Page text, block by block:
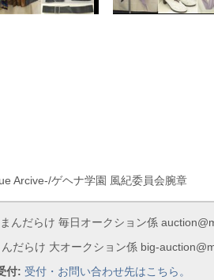
Arcive-/ゲヘナ学園 風紀委員会腕章
んだらけ 毎日オークション係
だらけ 大オークション係 big-
付: 受付・お問い合わせ先はこちら。